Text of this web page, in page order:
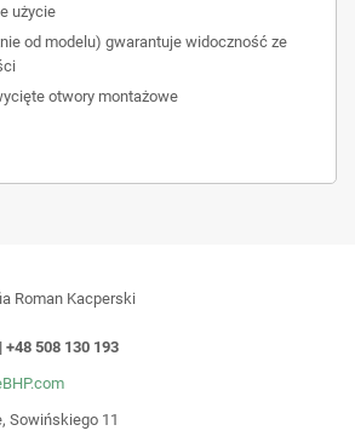
użycie
od modelu) gwarantuje widoczność ze
otwory montażowe
Roman Kacperski
+48 508 130 193
Sowińskiego 11